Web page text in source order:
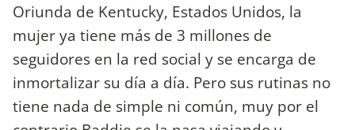
Oriunda de Kentucky, Estados Unidos, la
mujer ya tiene más de 3 millones de
seguidores en la red social y se encarga de
inmortalizar su día a día. Pero sus rutinas no
tiene nada de simple ni común, muy por el